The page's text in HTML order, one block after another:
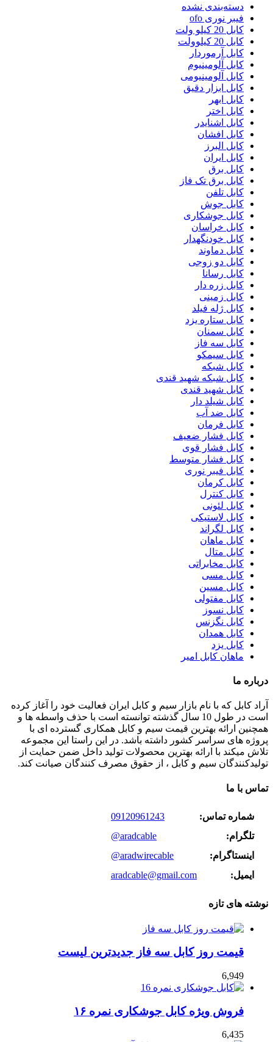
دسته‌بندی نشده
فیبر نوری ofo
کابل 20 کیلو ولت
کابل 20 کیلوولت
کابل آرموردار
کابل آلومینیوم
کابل آلومینیومی
کابل ابزار دقیق
کابل ابهر
کابل اختر
کابل اشنایدر
کابل افشان
کابل البرز
کابل ایران
کابل برق
کابل برق تک فاز
کابل تلفن
کابل جوش
کابل جوشکاری
کابل خراسان
کابل خودنگهدار
کابل دماوند
کابل دو زوجی
کابل رسانا
کابل زره دار
کابل زمینی
کابل ژله فیلد
کابل ستاره یزد
کابل سمنان
کابل سه فاز
کابل سیمکو
کابل شبکه
کابل شبکه شهید قندی
کابل شهید قندی
کابل شیلد دار
کابل ضد آب
کابل فرمان
کابل فشار ضعیف
کابل فشار قوی
کابل فشار متوسط
کابل فیبر نوری
کابل کرمان
کابل کنترل
کابل لئونی
کابل لاستیکی
کابل لگراند
کابل ماهان
کابل متال
کابل مخابراتی
کابل مسی
کابل مسین
کابل مفتولی
کابل نسوز
کابل نگزنس
کابل همدان
کابل یزد
ماهان کابل امیر
درباره ما
آراد کابل که با نام بازار سیم و کابل ایران فعالیت خود را آغاز کرده
است در طول 10 سال گذشته توانسته است با حذف واسطه ها و
همچنین ارائه بهترین قیمت سیم و کابل همکاری گسترده ای با
پروژه های سراسر کشور داشته باشد. در این راستا این مجموعه
تلاش میکند با ارائه بهترین محصولات تولید داخل ضمن حمایت از
تولیدکنندگان سیم و کابل ، از حقوق مصرف کنندگان صیانت کند.
تماس با ما
شماره تماس:
09120961243
تلگرام:
@aradcable
اینستاگرام:
@aradwirecable
ایمیل:
aradcable@gmail.com
نوشته های تازه
قیمت روز کابل سه فاز جدیدترین لیست
6,949
فروش ویژه کابل جوشکاری نمره ۱۶
6,435